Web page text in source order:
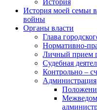
История
История моей семьи
войны
Органы власти
Глава
Нормативно-
Личный прием
Судебная
Контрольно –
Администрация